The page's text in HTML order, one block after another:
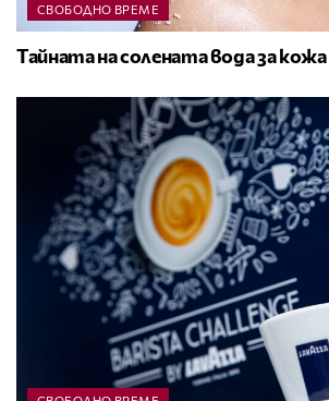
СВОБОДНО ВРЕМЕ
Тайната на солената вода за кожа